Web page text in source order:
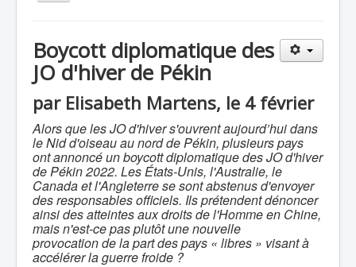
la
≡
Boycott diplomatique des
JO d'hiver de Pékin
par Elisabeth Martens, le 4 février
Alors que les JO d'hiver s'ouvrent aujourd’hui dans
le Nid d'oiseau au nord de Pékin, plusieurs pays
ont annoncé un boycott diplomatique des JO d'hiver
de Pékin 2022. Les États-Unis, l'Australie, le
Canada et l'Angleterre se sont abstenus d'envoyer
des responsables officiels. Ils prétendent dénoncer
ainsi des atteintes aux droits de l'Homme en Chine,
mais n'est-ce pas plutôt une nouvelle
provocation de la part des pays « libres » visant à
accélérer la guerre froide ?